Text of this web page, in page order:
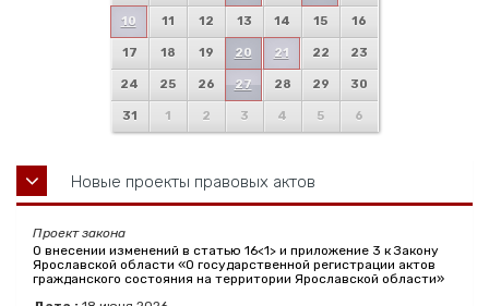
10 11 12 13 14 15 16
17 18 19 20 21 22 23
24 25 26 27 28 29 30
31 1 2 3 4 5 6
Новые проекты правовых актов
Проект закона
О внесении изменений в статью 16<1> и приложение 3 к Закону
Ярославской области «О государственной регистрации актов
гражданского состояния на территории Ярославской области»